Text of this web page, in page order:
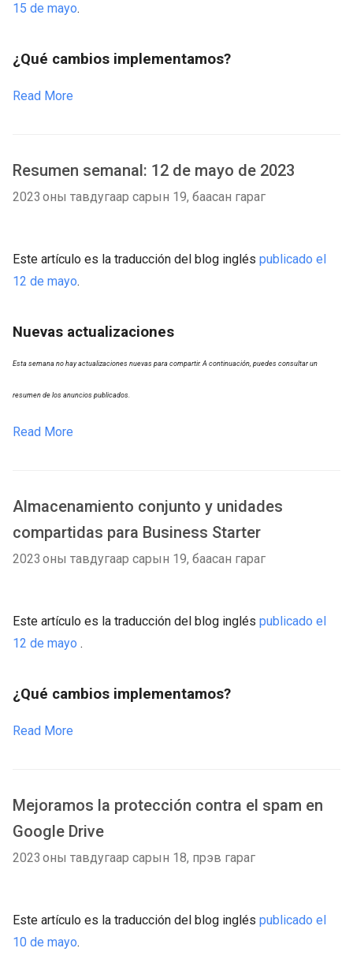
15 de mayo.
¿Qué cambios implementamos?
Read More
Resumen semanal: 12 de mayo de 2023
2023 оны тавдугаар сарын 19, баасан гараг
Este artículo es la traducción del blog inglés publicado el
12 de mayo.
Nuevas actualizaciones
Esta semana no hay actualizaciones nuevas para compartir. A continuación, puedes consultar un
resumen de los anuncios publicados.
Read More
Almacenamiento conjunto y unidades
compartidas para Business Starter
2023 оны тавдугаар сарын 19, баасан гараг
Este artículo es la traducción del blog inglés publicado el
12 de mayo .
¿Qué cambios implementamos?
Read More
Mejoramos la protección contra el spam en
Google Drive
2023 оны тавдугаар сарын 18, пүрэв гараг
Este artículo es la traducción del blog inglés publicado el
10 de mayo.